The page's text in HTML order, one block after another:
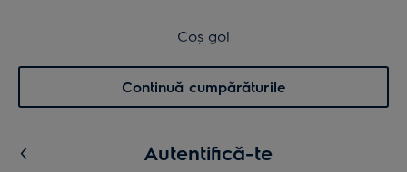
Menu 0
Coș de cumpărături
Coș gol
Continuă cumpărăturile
Autentifică-te